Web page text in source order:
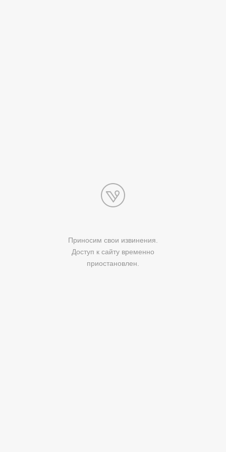
Приносим свои извинения.
Доступ к сайту временно
приостановлен.